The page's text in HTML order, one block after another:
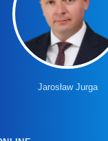
Jarosław Jurga